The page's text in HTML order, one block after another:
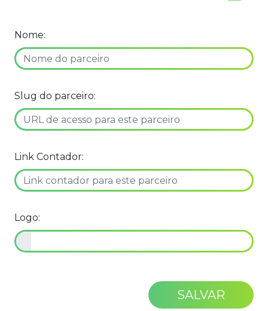
Nome:
Slug do parceiro:
Link Contador:
Logo:
SALVAR